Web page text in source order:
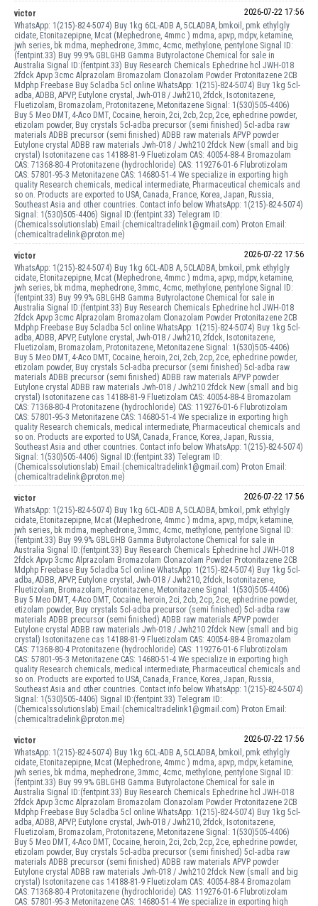
victor
2026-07-22 17:56
WhatsApp: 1(215)-824-5074) Buy 1kg 6CL-ADB A, 5CLADBA, bmkoil, pmk ethylgly
cidate, Etonitazepipne, Mcat (Mephedrone, 4mmc ) mdma, apvp, mdpv, ketamine,
jwh series, bk mdma, mephedrone, 3mmc, 4cmc, methylone, pentylone Signal ID:
(fentpint.33) Buy 99.9% GBLGHB Gamma Butyrolactone Chemical for sale in
Australia Signal ID:(fentpint.33) Buy Research Chemicals Ephedrine hcl JWH-018
2fdck Apvp 3cmc Alprazolam Bromazolam Clonazolam Powder Protonitazene 2CB
Mdphp Freebase Buy 5cladba 5cl online WhatsApp: 1(215)-824-5074) Buy 1kg 5cl-
adba, ADBB, APVP, Eutylone crystal, Jwh-018 / Jwh210, 2fdck, Isotonitazene,
Fluetizolam, Bromazolam, Protonitazene, Metonitazene Signal: 1(530)505-4406)
Buy 5 Meo DMT, 4-Aco DMT, Cocaine, heroin, 2ci, 2cb, 2cp, 2ce, ephedrine powder,
etizolam powder, Buy crystals 5cl-adba precursor (semi finished) 5cl-adba raw
materials ADBB precursor (semi finished) ADBB raw materials APVP powder
Eutylone crystal ADBB raw materials Jwh-018 / Jwh210 2fdck New (small and big
crystal) Isotonitazene cas 14188-81-9 Fluetizolam CAS: 40054-88-4 Bromazolam
CAS: 71368-80-4 Protonitazene (hydrochloride) CAS: 119276-01-6 Flubrotizolam
CAS: 57801-95-3 Metonitazene CAS: 14680-51-4 We specialize in exporting high
quality Research chemicals, medical intermediate, Pharmaceutical chemicals and
so on. Products are exported to USA, Canada, France, Korea, Japan, Russia,
Southeast Asia and other countries. Contact info below WhatsApp: 1(215)-824-5074)
Signal: 1(530)505-4406) Signal ID:(fentpint.33) Telegram ID:
(Chemicalssolutionslab) Email:(chemicaltradelink1@gmail.com) Proton Email:
(chemicaltradelink@proton.me)
victor
2026-07-22 17:56
WhatsApp: 1(215)-824-5074) Buy 1kg 6CL-ADB A, 5CLADBA, bmkoil, pmk ethylgly
cidate, Etonitazepipne, Mcat (Mephedrone, 4mmc ) mdma, apvp, mdpv, ketamine,
jwh series, bk mdma, mephedrone, 3mmc, 4cmc, methylone, pentylone Signal ID:
(fentpint.33) Buy 99.9% GBLGHB Gamma Butyrolactone Chemical for sale in
Australia Signal ID:(fentpint.33) Buy Research Chemicals Ephedrine hcl JWH-018
2fdck Apvp 3cmc Alprazolam Bromazolam Clonazolam Powder Protonitazene 2CB
Mdphp Freebase Buy 5cladba 5cl online WhatsApp: 1(215)-824-5074) Buy 1kg 5cl-
adba, ADBB, APVP, Eutylone crystal, Jwh-018 / Jwh210, 2fdck, Isotonitazene,
Fluetizolam, Bromazolam, Protonitazene, Metonitazene Signal: 1(530)505-4406)
Buy 5 Meo DMT, 4-Aco DMT, Cocaine, heroin, 2ci, 2cb, 2cp, 2ce, ephedrine powder,
etizolam powder, Buy crystals 5cl-adba precursor (semi finished) 5cl-adba raw
materials ADBB precursor (semi finished) ADBB raw materials APVP powder
Eutylone crystal ADBB raw materials Jwh-018 / Jwh210 2fdck New (small and big
crystal) Isotonitazene cas 14188-81-9 Fluetizolam CAS: 40054-88-4 Bromazolam
CAS: 71368-80-4 Protonitazene (hydrochloride) CAS: 119276-01-6 Flubrotizolam
CAS: 57801-95-3 Metonitazene CAS: 14680-51-4 We specialize in exporting high
quality Research chemicals, medical intermediate, Pharmaceutical chemicals and
so on. Products are exported to USA, Canada, France, Korea, Japan, Russia,
Southeast Asia and other countries. Contact info below WhatsApp: 1(215)-824-5074)
Signal: 1(530)505-4406) Signal ID:(fentpint.33) Telegram ID:
(Chemicalssolutionslab) Email:(chemicaltradelink1@gmail.com) Proton Email:
(chemicaltradelink@proton.me)
victor
2026-07-22 17:56
WhatsApp: 1(215)-824-5074) Buy 1kg 6CL-ADB A, 5CLADBA, bmkoil, pmk ethylgly
cidate, Etonitazepipne, Mcat (Mephedrone, 4mmc ) mdma, apvp, mdpv, ketamine,
jwh series, bk mdma, mephedrone, 3mmc, 4cmc, methylone, pentylone Signal ID:
(fentpint.33) Buy 99.9% GBLGHB Gamma Butyrolactone Chemical for sale in
Australia Signal ID:(fentpint.33) Buy Research Chemicals Ephedrine hcl JWH-018
2fdck Apvp 3cmc Alprazolam Bromazolam Clonazolam Powder Protonitazene 2CB
Mdphp Freebase Buy 5cladba 5cl online WhatsApp: 1(215)-824-5074) Buy 1kg 5cl-
adba, ADBB, APVP, Eutylone crystal, Jwh-018 / Jwh210, 2fdck, Isotonitazene,
Fluetizolam, Bromazolam, Protonitazene, Metonitazene Signal: 1(530)505-4406)
Buy 5 Meo DMT, 4-Aco DMT, Cocaine, heroin, 2ci, 2cb, 2cp, 2ce, ephedrine powder,
etizolam powder, Buy crystals 5cl-adba precursor (semi finished) 5cl-adba raw
materials ADBB precursor (semi finished) ADBB raw materials APVP powder
Eutylone crystal ADBB raw materials Jwh-018 / Jwh210 2fdck New (small and big
crystal) Isotonitazene cas 14188-81-9 Fluetizolam CAS: 40054-88-4 Bromazolam
CAS: 71368-80-4 Protonitazene (hydrochloride) CAS: 119276-01-6 Flubrotizolam
CAS: 57801-95-3 Metonitazene CAS: 14680-51-4 We specialize in exporting high
quality Research chemicals, medical intermediate, Pharmaceutical chemicals and
so on. Products are exported to USA, Canada, France, Korea, Japan, Russia,
Southeast Asia and other countries. Contact info below WhatsApp: 1(215)-824-5074)
Signal: 1(530)505-4406) Signal ID:(fentpint.33) Telegram ID:
(Chemicalssolutionslab) Email:(chemicaltradelink1@gmail.com) Proton Email:
(chemicaltradelink@proton.me)
victor
2026-07-22 17:56
WhatsApp: 1(215)-824-5074) Buy 1kg 6CL-ADB A, 5CLADBA, bmkoil, pmk ethylgly
cidate, Etonitazepipne, Mcat (Mephedrone, 4mmc ) mdma, apvp, mdpv, ketamine,
jwh series, bk mdma, mephedrone, 3mmc, 4cmc, methylone, pentylone Signal ID:
(fentpint.33) Buy 99.9% GBLGHB Gamma Butyrolactone Chemical for sale in
Australia Signal ID:(fentpint.33) Buy Research Chemicals Ephedrine hcl JWH-018
2fdck Apvp 3cmc Alprazolam Bromazolam Clonazolam Powder Protonitazene 2CB
Mdphp Freebase Buy 5cladba 5cl online WhatsApp: 1(215)-824-5074) Buy 1kg 5cl-
adba, ADBB, APVP, Eutylone crystal, Jwh-018 / Jwh210, 2fdck, Isotonitazene,
Fluetizolam, Bromazolam, Protonitazene, Metonitazene Signal: 1(530)505-4406)
Buy 5 Meo DMT, 4-Aco DMT, Cocaine, heroin, 2ci, 2cb, 2cp, 2ce, ephedrine powder,
etizolam powder, Buy crystals 5cl-adba precursor (semi finished) 5cl-adba raw
materials ADBB precursor (semi finished) ADBB raw materials APVP powder
Eutylone crystal ADBB raw materials Jwh-018 / Jwh210 2fdck New (small and big
crystal) Isotonitazene cas 14188-81-9 Fluetizolam CAS: 40054-88-4 Bromazolam
CAS: 71368-80-4 Protonitazene (hydrochloride) CAS: 119276-01-6 Flubrotizolam
CAS: 57801-95-3 Metonitazene CAS: 14680-51-4 We specialize in exporting high